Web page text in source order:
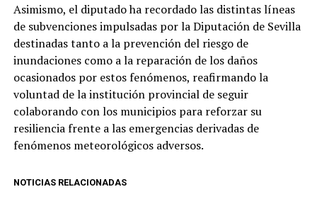
Asimismo, el diputado ha recordado las distintas líneas
de subvenciones impulsadas por la Diputación de Sevilla
destinadas tanto a la prevención del riesgo de
inundaciones como a la reparación de los daños
ocasionados por estos fenómenos, reafirmando la
voluntad de la institución provincial de seguir
colaborando con los municipios para reforzar su
resiliencia frente a las emergencias derivadas de
fenómenos meteorológicos adversos.
NOTICIAS RELACIONADAS